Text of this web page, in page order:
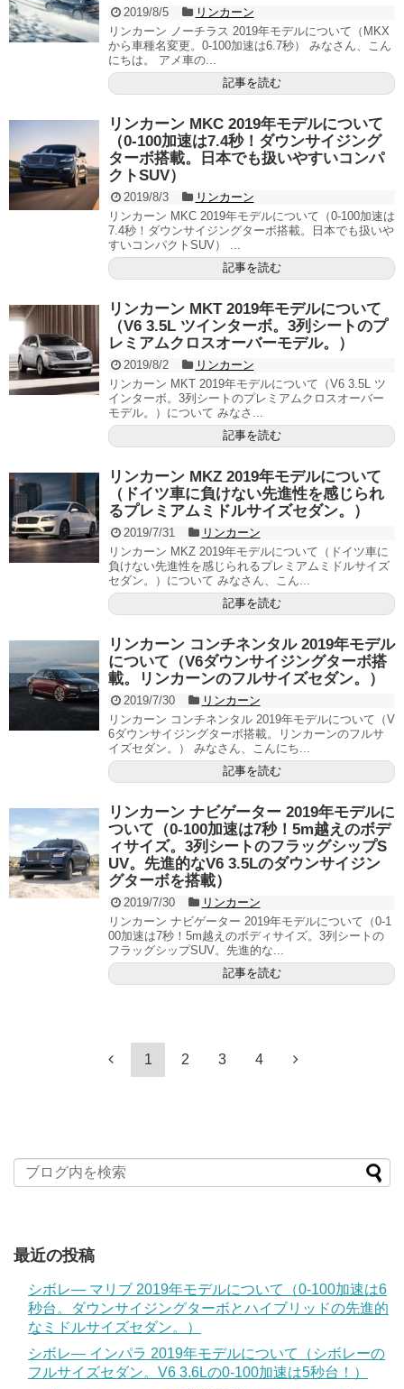
2019/8/5
リンカーン
リンカーン ノーチラス 2019年モデルについて（MKX
から車種名変更。0-100加速は6.7秒） みなさん、こん
にちは。 アメ車の...
記事を読む
リンカーン MKC 2019年モデルについて
（0-100加速は7.4秒！ダウンサイジング
ターボ搭載。日本でも扱いやすいコンパ
クトSUV）
2019/8/3
リンカーン
リンカーン MKC 2019年モデルについて（0-100加速は
7.4秒！ダウンサイジングターボ搭載。日本でも扱いや
すいコンパクトSUV） ...
記事を読む
リンカーン MKT 2019年モデルについて
（V6 3.5L ツインターボ。3列シートのプ
レミアムクロスオーバーモデル。）
2019/8/2
リンカーン
リンカーン MKT 2019年モデルについて（V6 3.5L ツ
インターボ。3列シートのプレミアムクロスオーバー
モデル。）について みなさ...
記事を読む
リンカーン MKZ 2019年モデルについて
（ドイツ車に負けない先進性を感じられ
るプレミアムミドルサイズセダン。）
2019/7/31
リンカーン
リンカーン MKZ 2019年モデルについて（ドイツ車に
負けない先進性を感じられるプレミアムミドルサイズ
セダン。）について みなさん、こん...
記事を読む
リンカーン コンチネンタル 2019年モデル
について（V6ダウンサイジングターボ搭
載。リンカーンのフルサイズセダン。）
2019/7/30
リンカーン
リンカーン コンチネンタル 2019年モデルについて（V
6ダウンサイジングターボ搭載。リンカーンのフルサ
イズセダン。） みなさん、こんにち...
記事を読む
リンカーン ナビゲーター 2019年モデルに
ついて（0-100加速は7秒！5m越えのボデ
ィサイズ。3列シートのフラッグシップS
UV。先進的なV6 3.5Lのダウンサイジン
グターボを搭載）
2019/7/30
リンカーン
リンカーン ナビゲーター 2019年モデルについて（0-1
00加速は7秒！5m越えのボディサイズ。3列シートの
フラッグシップSUV。先進的な...
記事を読む
1 2 3 4
最近の投稿
シボレ― マリブ 2019年モデルについて（0-100加速は6
秒台。ダウンサイジングターボとハイブリッドの先進的
なミドルサイズセダン。）
シボレ― インパラ 2019年モデルについて（シボレーの
フルサイズセダン。V6 3.6Lの0-100加速は5秒台！）